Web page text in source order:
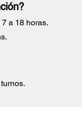
a 18 horas.